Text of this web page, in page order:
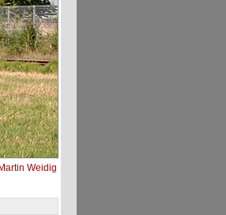
Martin Weidig